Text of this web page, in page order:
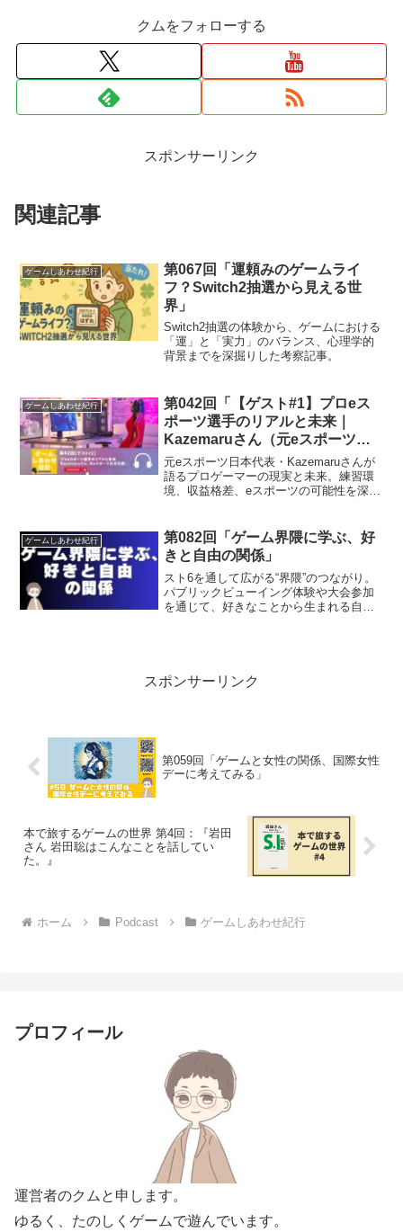
クムをフォローする
スポンサーリンク
関連記事
ゲームしあわせ紀行
第067回「運頼みのゲームライ
フ？Switch2抽選から見える世
界」
Switch2抽選の体験から、ゲームにおける
「運」と「実力」のバランス、心理学的
背景までを深掘りした考察記事。
ゲームしあわせ紀行
第042回「【ゲスト#1】プロeス
ポーツ選手のリアルと未来｜
Kazemaruさん（元eスポーツ日
本代表）」
元eスポーツ日本代表・Kazemaruさんが
語るプロゲーマーの現実と未来。練習環
境、収益格差、eスポーツの可能性を深掘
ゲームしあわせ紀行
第082回「ゲーム界隈に学ぶ、好
きと自由の関係」
スト6を通して広がる“界隈”のつながり。
パブリックビューイング体験や大会参加
を通じて、好きなことから生まれる自由
スポンサーリンク
第059回「ゲームと女性の関係、国際女性
デーに考えてみる」
本で旅するゲームの世界 第4回：『岩田
さん 岩田聡はこんなことを話してい
た。』
ホーム Podcast ゲームしあわせ紀行
プロフィール
運営者のクムと申します。
ゆるく、たのしくゲームで遊んでいます。